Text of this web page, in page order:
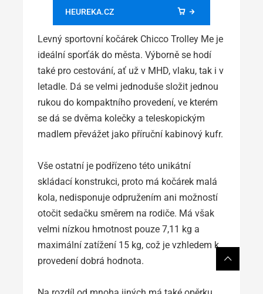
HEUREKA.CZ
Levný sportovní kočárek Chicco Trolley Me je
ideální sporťák do města. Výborně se hodí
také pro cestování, ať už v MHD, vlaku, tak i v
letadle. Dá se velmi jednoduše složit jednou
rukou do kompaktního provedení, ve kterém
se dá se dvěma kolečky a teleskopickým
madlem převážet jako příruční kabinový kufr.
Vše ostatní je podřízeno této unikátní
skládací konstrukci, proto má kočárek malá
kola, nedisponuje odpružením ani možností
otočit sedačku směrem na rodiče. Má však
velmi nízkou hmotnost pouze 7,11 kg a
maximální zatížení 15 kg, což je vzhledem k
provedení dobrá hodnota.